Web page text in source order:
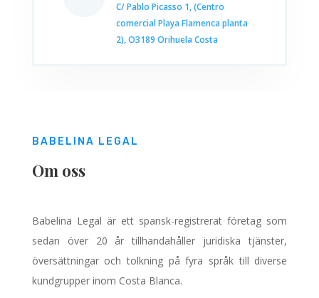
C/ Pablo Picasso 1, (Centro
comercial Playa Flamenca planta
2), O3189 Orihuela Costa
BABELINA LEGAL
Om oss
Babelina Legal är ett spansk-registrerat företag som
sedan över 20 år tillhandahåller juridiska tjänster,
översättningar och tolkning på fyra språk till diverse
kundgrupper inom Costa Blanca.